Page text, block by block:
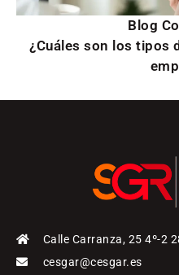
Blog
¿Cuáles son los tipos
Calle Carranza, 25 4º-2
cesgar@cesgar.es